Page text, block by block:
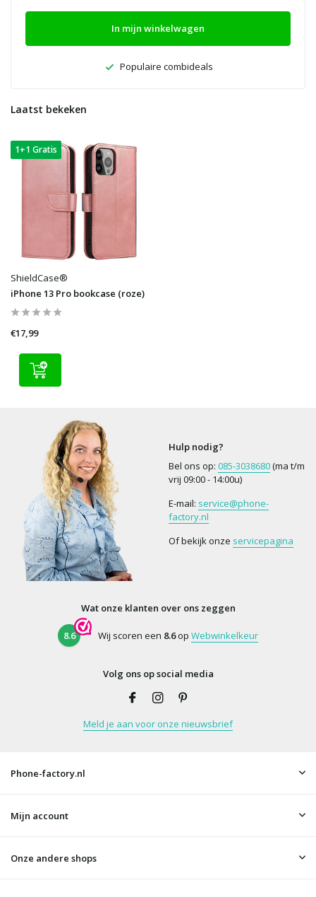
In mijn winkelwagen
Populaire combideals
Laatst bekeken
1+1 Gratis
ShieldCase®
iPhone 13 Pro bookcase (roze)
€17,99
Hulp nodig?
Bel ons op: 085-3038680(ma t/m
vrij 09:00 - 14:00u)
E-mail: service@phone-
factory.nl
Of bekijk onze servicepagina
Wat onze klanten over ons zeggen
8.6 Wij scoren een 8.6op Webwinkelkeur
Volg ons op social media
Meld je aan voor onze nieuwsbrief
Phone-factory.nl
Mijn account
Onze andere shops